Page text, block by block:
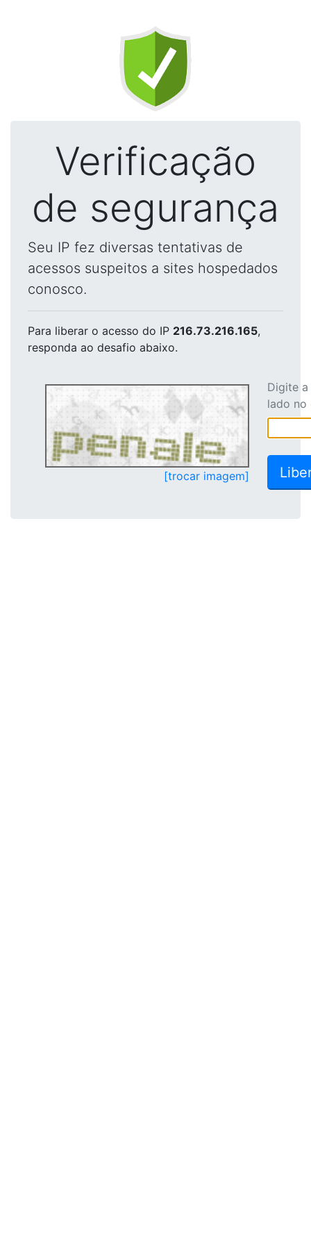
Verificação
de segurança
Seu IP fez diversas tentativas de
acessos suspeitos a sites hospedados
conosco.
Para liberar o acesso do IP 216.73.216.165,
responda ao desafio abaixo.
[trocar imagem]
Digite
lado no